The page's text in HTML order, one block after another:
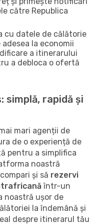
către Republica
cu datele de călătorie
la economii
a itinerarului
a debloca o ofertă
simplă, rapidă și
mari agenții de
de o experiență de
pentru a simplifica
noastră
și să rezervi
într-un
noastră ușor de
la îndemână și
despre itinerarul tău